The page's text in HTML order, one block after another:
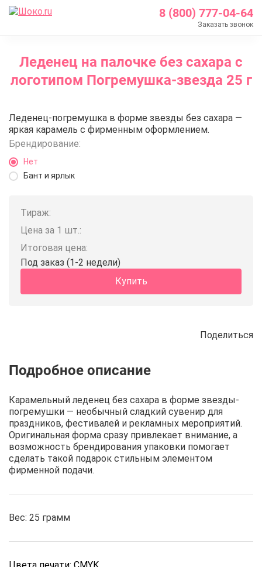
8 (800) 777-04-64
Заказать звонок
Каталог
Леденцы с логотипом
Леденец на палочке без сахара с
логотипом Погремушка-звезда 25 г
Леденец на палочке без
Леденец-погремушка в форме звезды без сахара —
яркая карамель с фирменным оформлением.
Брендирование:
Нет
Бант и ярлык
Тираж:
Цена за 1 шт.:
Итоговая цена:
Под заказ (1-2 недели)
Купить
Поделиться
Описание Отзывы Рецепты
Карамельный леденец без сахара в форме звезды-
погремушки — необычный сладкий сувенир для
праздников, фестивалей и рекламных мероприятий.
Оригинальная форма сразу привлекает внимание, а
возможность брендирования упаковки помогает
сделать такой подарок стильным элементом
фирменной подачи.
Вес: 25 грамм